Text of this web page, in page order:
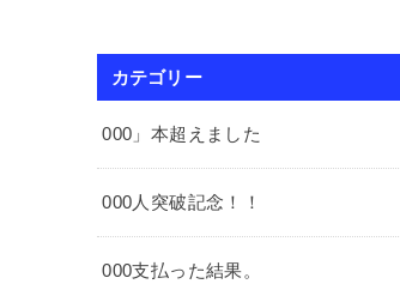
カテゴリー
000」本超えました
000人突破記念！！
000支払った結果。